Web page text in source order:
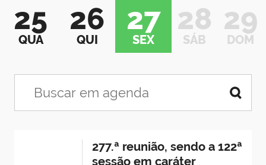
25
QUA
26
QUI
27
SEX
28
SÁB
29
DOM
277.ª reunião, sendo a 122ª
sessão em caráter